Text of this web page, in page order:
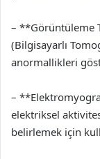
– **Görüntüleme
(Bilgisayarlı
anormallikleri
–
elektriksel
belirlemek için